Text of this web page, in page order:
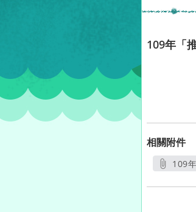
109年「
相關附件
109